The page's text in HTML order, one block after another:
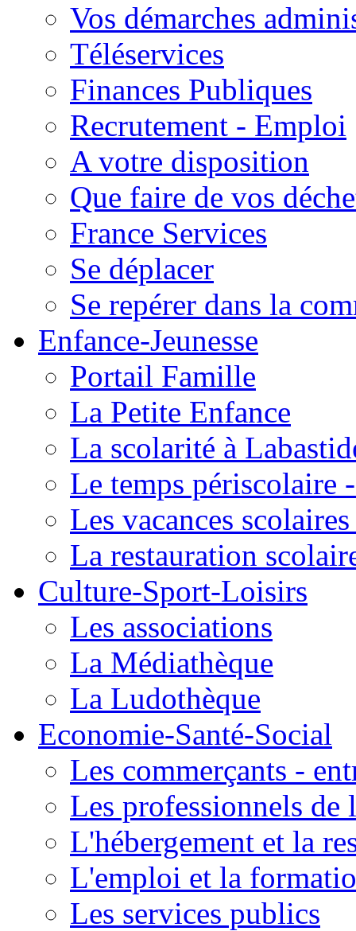
Vos démarches
Téléservices
Finances Publiques
Recrutement - Emploi
A votre disposition
Que faire de vos
France Services
Se déplacer
Se repérer dans la
Enfance-Jeunesse
Portail Famille
La Petite Enfance
La scolarité à
Le temps périscolaire
Les vacances
La restauration
Culture-Sport-Loisirs
Les associations
La Médiathèque
La Ludothèque
Economie-Santé-Social
Les commerçants -
Les professionnels de
L'hébergement et la
L'emploi et la
Les services publics